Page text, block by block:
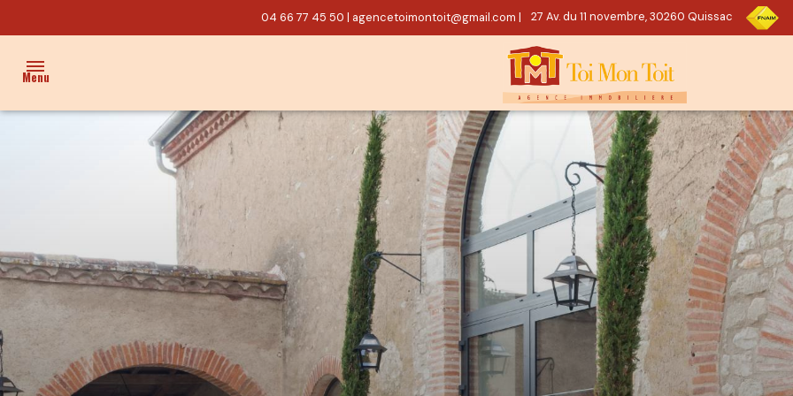
04 66 77 45 50 | agencetoimontoit@gmail.com | 27 Av. du 11 novembre, 30260 Quissac
Menu
MAISON
TERRAIN
ACTUALITÉS